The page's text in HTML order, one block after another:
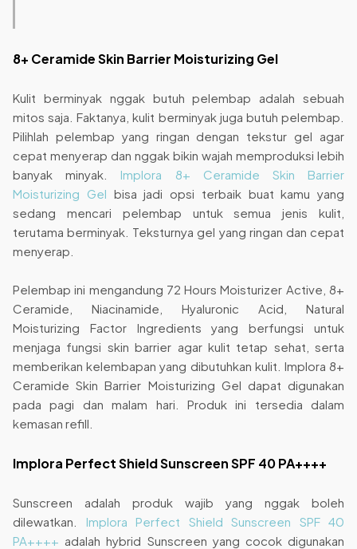
8+ Ceramide Skin Barrier Moisturizing Gel
Kulit berminyak nggak butuh pelembap adalah sebuah
mitos saja. Faktanya, kulit berminyak juga butuh pelembap.
Pilihlah pelembap yang ringan dengan tekstur gel agar
cepat menyerap dan nggak bikin wajah memproduksi lebih
banyak minyak.Implora 8+ Ceramide Skin Barrier
Moisturizing Gel bisa jadi opsi terbaik buat kamu yang
sedang mencari pelembap untuk semua jenis kulit,
terutama berminyak. Teksturnya gel yang ringan dan cepat
menyerap.
Pelembap ini mengandung 72 Hours Moisturizer Active, 8+
Ceramide, Niacinamide, Hyaluronic Acid, Natural
Moisturizing Factor Ingredients yang berfungsi untuk
menjaga fungsi skin barrier agar kulit tetap sehat, serta
memberikan kelembapan yang dibutuhkan kulit. Implora 8+
Ceramide Skin Barrier Moisturizing Gel dapat digunakan
pada pagi dan malam hari. Produk ini tersedia dalam
kemasan refill.
Implora Perfect Shield Sunscreen SPF 40 PA++++
Sunscreen adalah produk wajib yang nggak boleh
dilewatkan. Implora Perfect Shield Sunscreen SPF 40
PA++++ adalah hybrid Sunscreen yang cocok digunakan